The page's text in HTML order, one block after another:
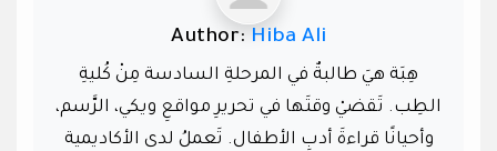
Author: Hiba Ali
هِبَة هيَ طالبةٌ في المرحلةِ السادسة مِنْ كُليةِ
الطِب. تَقضيْ وقتَها في تحريرِ مواقعِ ويكي، الرَّسم،
وأحيانًا قراءةَ أدبِ الأطفال. تَعملُ لدى الأكاديمية